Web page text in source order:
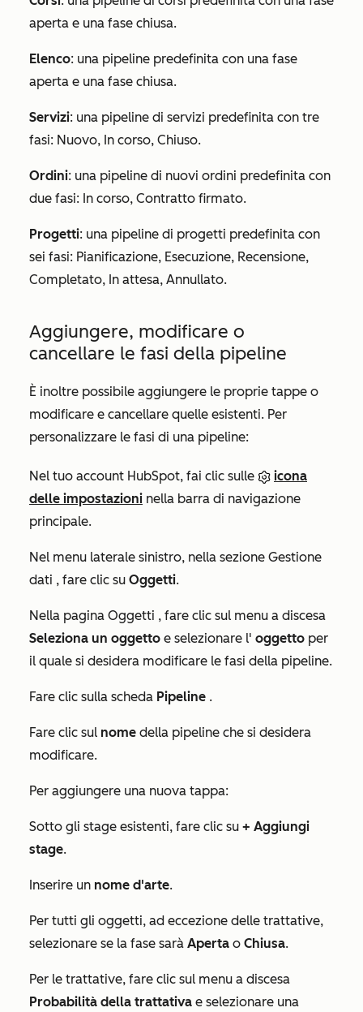
aperta e una fase chiusa.
Elenco: una pipeline predefinita con una fase
aperta e una fase chiusa.
Servizi: una pipeline di servizi predefinita con tre
fasi: Nuovo, In corso, Chiuso.
Ordini: una pipeline di nuovi ordini predefinita con
due fasi: In corso, Contratto firmato.
Progetti: una pipeline di progetti predefinita con
sei fasi: Pianificazione, Esecuzione, Recensione,
Completato, In attesa, Annullato.
Aggiungere, modificare o
cancellare le fasi della pipeline
È inoltre possibile aggiungere le proprie tappe o
modificare e cancellare quelle esistenti. Per
personalizzare le fasi di una pipeline:
Nel tuo account HubSpot, fai clic sulle
icona
delle impostazioni nella barra di navigazione
principale.
Nel menu laterale sinistro, nella sezione Gestione
dati , fare clic su Oggetti.
Nella pagina Oggetti , fare clic sul menu a discesa
Seleziona un oggetto e selezionare l' oggetto per
il quale si desidera modificare le fasi della pipeline.
Fare clic sulla scheda Pipeline .
Fare clic sul nome della pipeline che si desidera
modificare.
Per aggiungere una nuova tappa:
Sotto gli stage esistenti, fare clic su + Aggiungi
stage.
Inserire un nome d'arte.
Per tutti gli oggetti, ad eccezione delle trattative,
selezionare se la fase sarà Aperta o Chiusa.
Per le trattative, fare clic sul menu a discesa
Probabilità della trattativa e selezionare una